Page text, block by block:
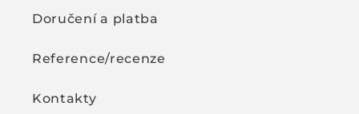
Doručení a platba
Reference/recenze
Kontakty